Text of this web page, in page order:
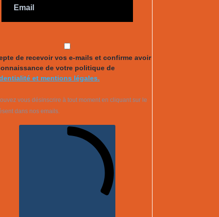
de recevoir vos e-mails et confirme avoir
de votre politique de
et mentions légales.
vous désinscrire à tout moment en cliquant sur le
dans nos emails.